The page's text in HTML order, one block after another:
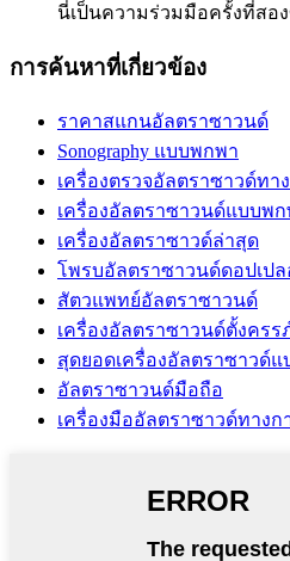
นี่เป็นความร่วมมือครั้งที่สอง
การค้นหาที่เกี่ยวข้อง
ราคาสแกนอัลตราซาวนด์
Sonography แบบพกพา
เครื่องตรวจอัลตราซาวด์ทา
เครื่องอัลตราซาวนด์แบบพก
เครื่องอัลตราซาวด์ล่าสุด
โพรบอัลตราซาวนด์ดอปเปล
สัตวแพทย์อัลตราซาวนด์
เครื่องอัลตราซาวนด์ตั้งครร
สุดยอดเครื่องอัลตราซาวด์
อัลตราซาวนด์มือถือ
เครื่องมืออัลตราซาวด์ทางก